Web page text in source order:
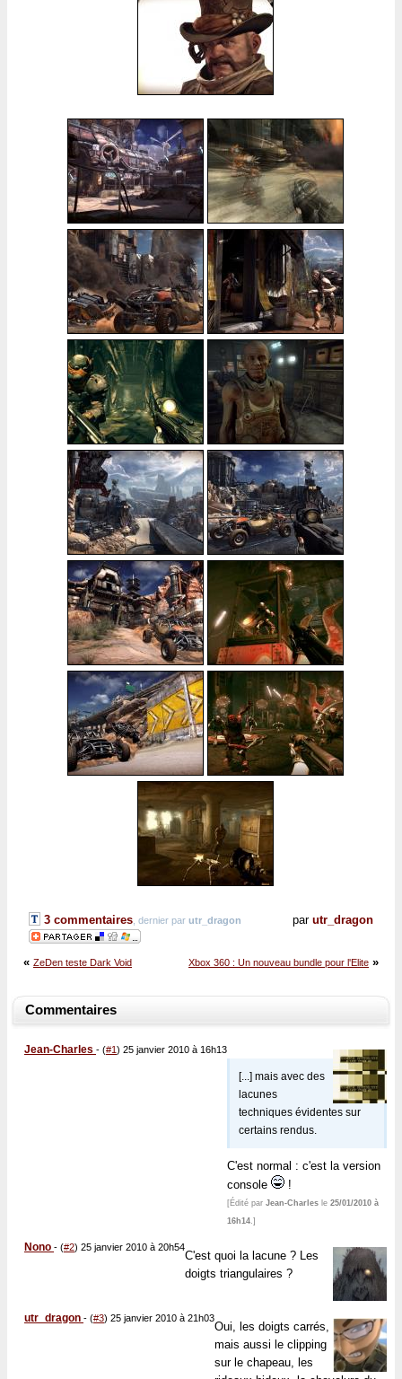
par utr_dragon
3 commentaires , dernier par utr_dragon
Xbox 360 : Un nouveau bundle pour l'Elite »
« ZeDen teste Dark Void
Commentaires
Jean-Charles - (#1) 25 janvier 2010 à 16h13
[...] mais avec des
lacunes
techniques évidentes sur
certains rendus.
C'est normal : c'est la version
console
!
[Édité par Jean-Charles le 25/01/2010 à
16h14.]
Nono - (#2) 25 janvier 2010 à 20h54
C'est quoi la lacune ? Les
doigts triangulaires ?
utr_dragon - (#3) 25 janvier 2010 à 21h03
Oui, les doigts carrés,
mais aussi le clipping
sur le chapeau, les